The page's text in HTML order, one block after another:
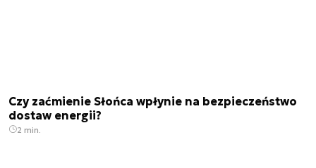
Czy zaćmienie Słońca wpłynie na bezpieczeństwo
dostaw energii?
2 min.